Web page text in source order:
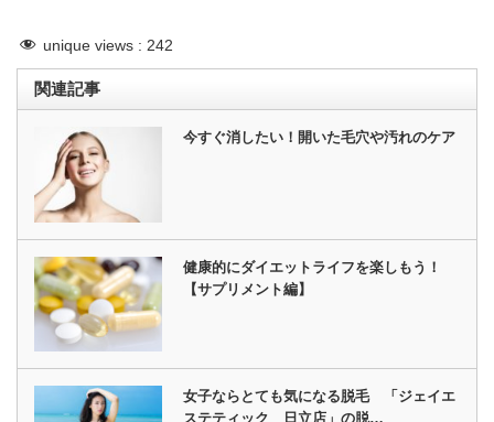
unique views : 242
関連記事
今すぐ消したい！開いた毛穴や汚れのケア
健康的にダイエットライフを楽しもう！
【サプリメント編】
女子ならとても気になる脱毛 「ジェイエ
ステティック 日立店」の脱…